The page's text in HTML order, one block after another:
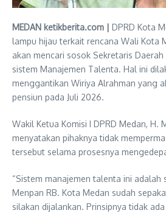
MEDAN ketikberita.com | DPRD Kota
lampu hijau terkait rencana Wali Kota
akan mencari sosok Sekretaris
sistem Manajemen Talenta. Hal ini
menggantikan Wiriya Alrahman yang
pensiun pada Juli 2026.
Wakil Ketua Komisi I DPRD Medan, H.
menyatakan pihaknya tidak
tersebut selama prosesnya
“Sistem manajemen talenta ini adalah
Menpan RB. Kota Medan sudah
silakan dijalankan. Prinsipnya tidak